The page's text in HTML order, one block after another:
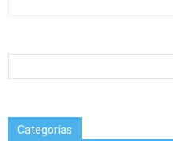
Categorías